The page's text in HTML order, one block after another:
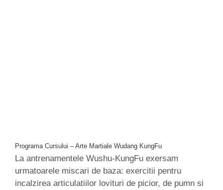
Programa Cursului – Arte Martiale Wudang KungFu
La antrenamentele Wushu-KungFu exersam
urmatoarele miscari de baza: exercitii pentru
incalzirea articulatiilor lovituri de picior, de pumn si